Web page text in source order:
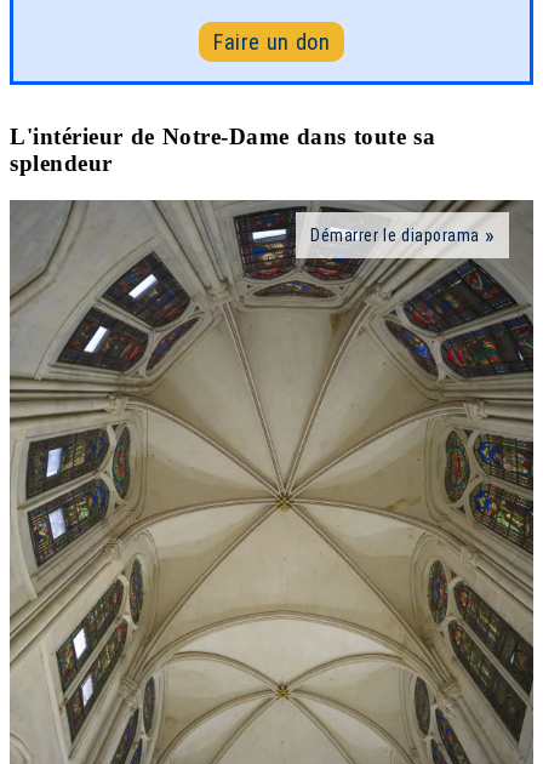
Faire un don
L'intérieur de Notre-Dame dans toute sa
splendeur
Démarrer le diaporama